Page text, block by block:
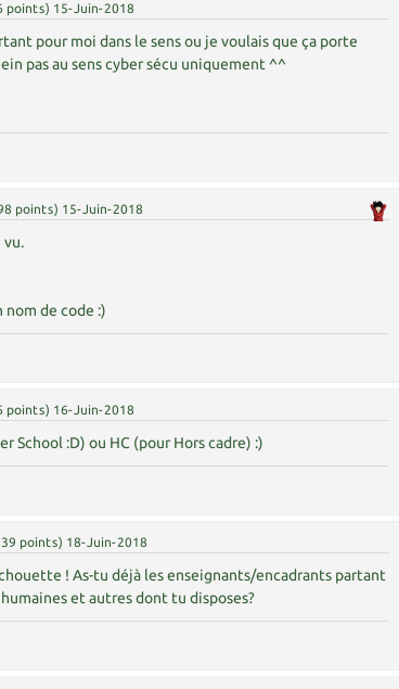
points) 15-Juin-2018
pour moi dans le sens ou je voulais que ça porte
pas au sens cyber sécu uniquement ^^
points) 15-Juin-2018
vu.
de code :)
points) 16-Juin-2018
School :D) ou HC (pour Hors cadre) :)
points) 18-Juin-2018
! As-tu déjà les enseignants/encadrants partant
et autres dont tu disposes?